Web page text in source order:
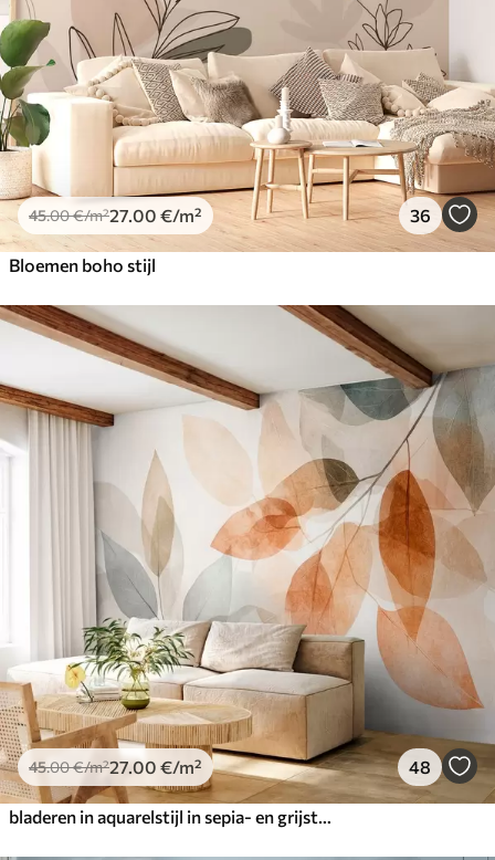
45.00€/m²27 .00 €/m² 36
Bloemen boho stijl
45.00€/m²27.00 €/m² 48